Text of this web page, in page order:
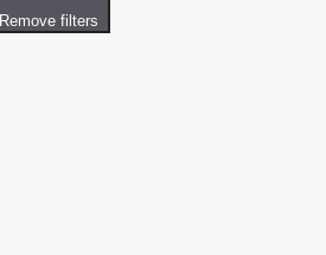
Remove filters